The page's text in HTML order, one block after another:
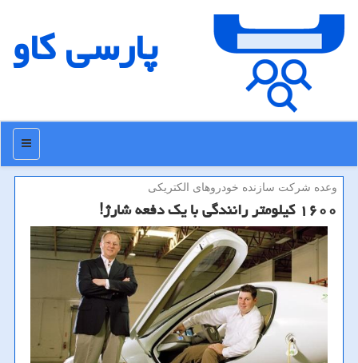
پارسی كاو
منو
وعده شركت سازنده خودروهای الكتریكی
۱۶۰۰ كیلومتر رانندگی با یك دفعه شارژ!